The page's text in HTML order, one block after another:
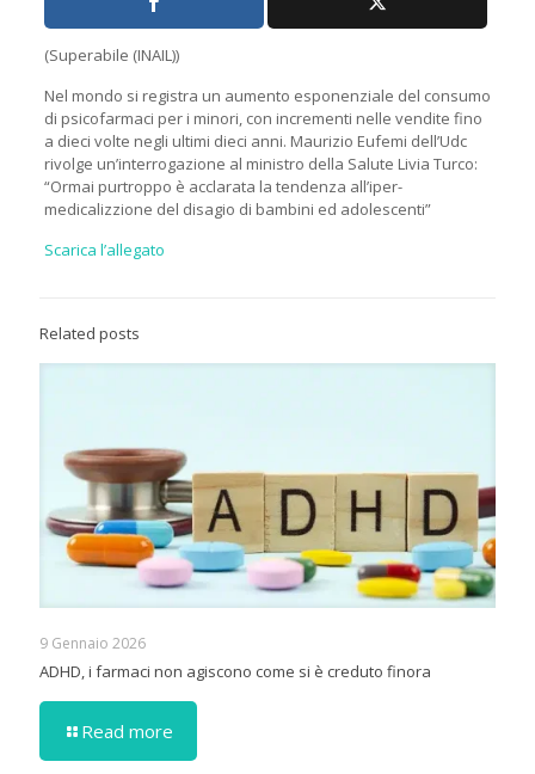
(Superabile (INAIL))
Nel mondo si registra un aumento esponenziale del consumo
di psicofarmaci per i minori, con incrementi nelle vendite fino
a dieci volte negli ultimi dieci anni. Maurizio Eufemi dell’Udc
rivolge un’interrogazione al ministro della Salute Livia Turco:
“Ormai purtroppo è acclarata la tendenza all’iper-
medicalizzione del disagio di bambini ed adolescenti”
Scarica l’allegato
Related posts
9 Gennaio 2026
ADHD, i farmaci non agiscono come si è creduto finora
Read more